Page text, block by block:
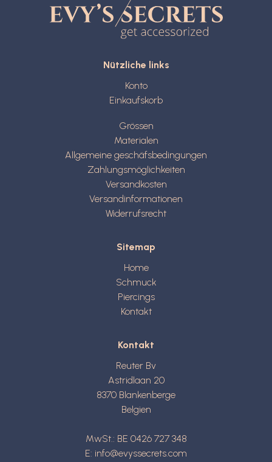
Nützliche links
Konto
Einkaufskorb
Grössen
Materialen
Allgemeine geschäfsbedingungen
Zahlungsmöglichkeiten
Versandkosten
Versandinformationen
Widerrufsrecht
Sitemap
Home
Schmuck
Piercings
Kontakt
Kontakt
Reuter Bv
Astridlaan 20
8370 Blankenberge
Belgien
MwSt.: BE 0426 727 348
E: info@evyssecrets.com